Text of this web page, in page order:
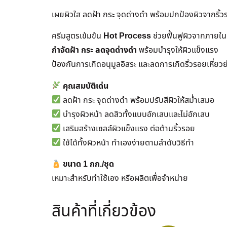
เผยผิวใส ลดฝ้า กระ จุดด่างดำ พร้อมปกป้องผิวจากริ้
ครีมสูตรเข้มข้น Hot Process ช่วยฟื้นฟูผิวจากภายใน
กำจัดฝ้า กระ ลดจุดด่างดำ พร้อมบำรุงให้ผิวแข็งแรง
ป้องกันการเกิดอนุมูลอิสระ และลดการเกิดริ้วรอยเหี่ยว
คุณสมบัติเด่น
ลดฝ้า กระ จุดด่างดำ พร้อมปรับสีผิวให้สม่ำเสมอ
บำรุงผิวหน้า ลดสิวทั้งแบบอักเสบและไม่อักเสบ
เสริมสร้างเซลล์ผิวแข็งแรง ต่อต้านริ้วรอย
ใช้ได้ทั้งผิวหน้า ทำเองง่ายตามลำดับวิธีทำ
ขนาด 1 กก./ชุด
เหมาะสำหรับทำใช้เอง หรือผลิตเพื่อจำหน่าย
สินค้าที่เกี่ยวข้อง